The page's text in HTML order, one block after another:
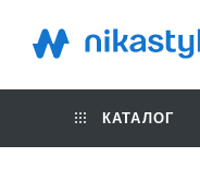
КАТАЛОГ